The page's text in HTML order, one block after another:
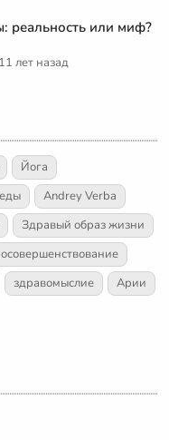
реальность или миф?
11 лет назад
Йога
Andrey Verba
Здравый образ жизни
здравомыслие
Арии